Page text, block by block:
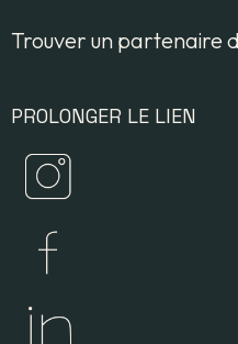
Trouver un partenaire
PROLONGER LE LIEN